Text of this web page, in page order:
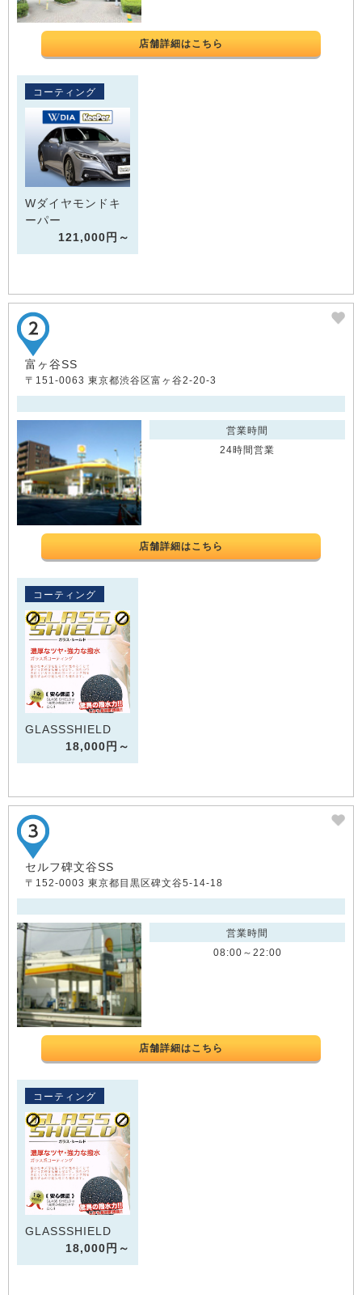
店舗詳細はこちら
コーティング
Wダイヤモンドキ
ーパー
121,000円～
富ヶ谷SS
〒151-0063 東京都渋谷区富ヶ谷2-20-3
営業時間
24時間営業
店舗詳細はこちら
コーティング
GLASSSHIELD
18,000円～
セルフ碑文谷SS
〒152-0003 東京都目黒区碑文谷5-14-18
営業時間
08:00～22:00
店舗詳細はこちら
コーティング
GLASSSHIELD
18,000円～